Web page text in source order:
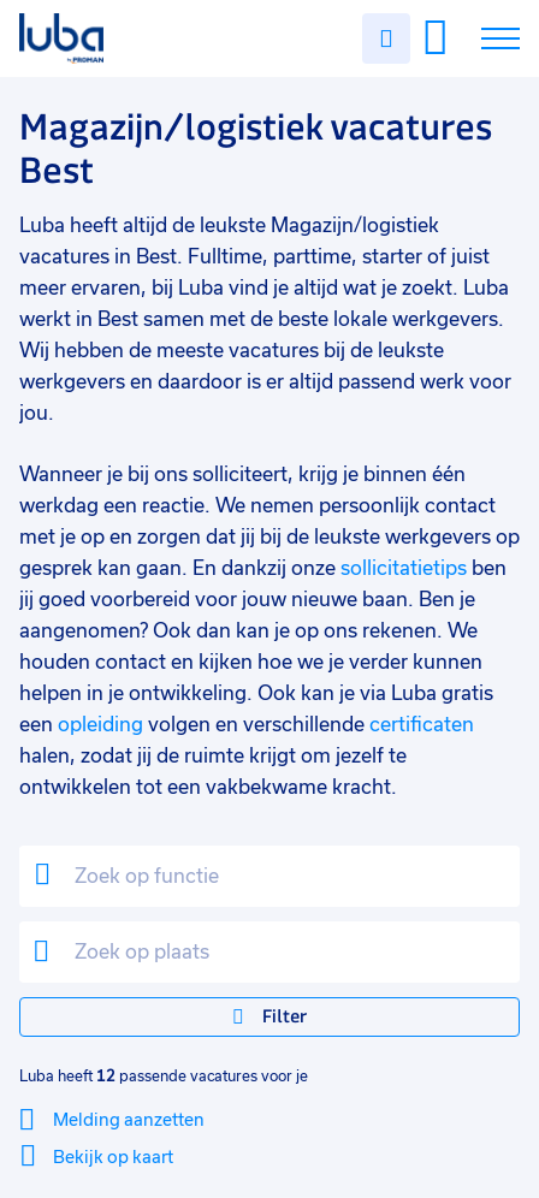
Uren
Vacatures
Over ons
Voor werkgevers
Contact
Magazijn/logistiek vacatures
Best
Luba heeft altijd de leukste Magazijn/logistiek
vacatures in Best. Fulltime, parttime, starter of juist
meer ervaren, bij Luba vind je altijd wat je zoekt. Luba
werkt in Best samen met de beste lokale werkgevers.
Wij hebben de meeste vacatures bij de leukste
werkgevers en daardoor is er altijd passend werk voor
jou.
Wanneer je bij ons solliciteert, krijg je binnen één
werkdag een reactie. We nemen persoonlijk contact
met je op en zorgen dat jij bij de leukste werkgevers op
gesprek kan gaan. En dankzij onze sollicitatietips ben
jij goed voorbereid voor jouw nieuwe baan. Ben je
aangenomen? Ook dan kan je op ons rekenen. We
houden contact en kijken hoe we je verder kunnen
helpen in je ontwikkeling. Ook kan je via Luba gratis
een opleiding volgen en verschillende certificaten
halen, zodat jij de ruimte krijgt om jezelf te
ontwikkelen tot een vakbekwame kracht.
Filter
Filter vacatures
Vakgebied 0
Magazijn/logistiek
Opleidingsniveau
Mbo
Soort contract 0
Uitzicht op vast 9
Uren per week 0
25 - 32 uur 1
33 - 36 uur 1
Luba heeft 12 passende vacatures voor je
Melding aanzetten
Bekijk op kaart